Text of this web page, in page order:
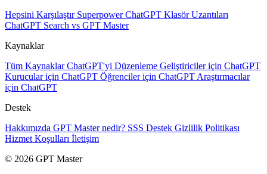
Hepsini Karşılaştır Superpower ChatGPT Klasör Uzantıları
ChatGPT Search vs GPT Master
Kaynaklar
Tüm KaynaklarChatGPT'yi Düzenleme Geliştiriciler için ChatGPT
Kurucular için ChatGPT Öğrenciler için ChatGPT Araştırmacılar
için ChatGPT
Destek
Hakkımızda GPT Master nedir? SSS Destek Gizlilik Politikası
Hizmet Koşulları İletişim
© 2026 GPT Master